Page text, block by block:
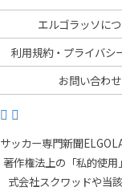
エルゴラッソに
利用規約・プライバシ
お問い合わせ
サッカー専門新聞
著作権法上の「私的使
式会社スクワッドや当